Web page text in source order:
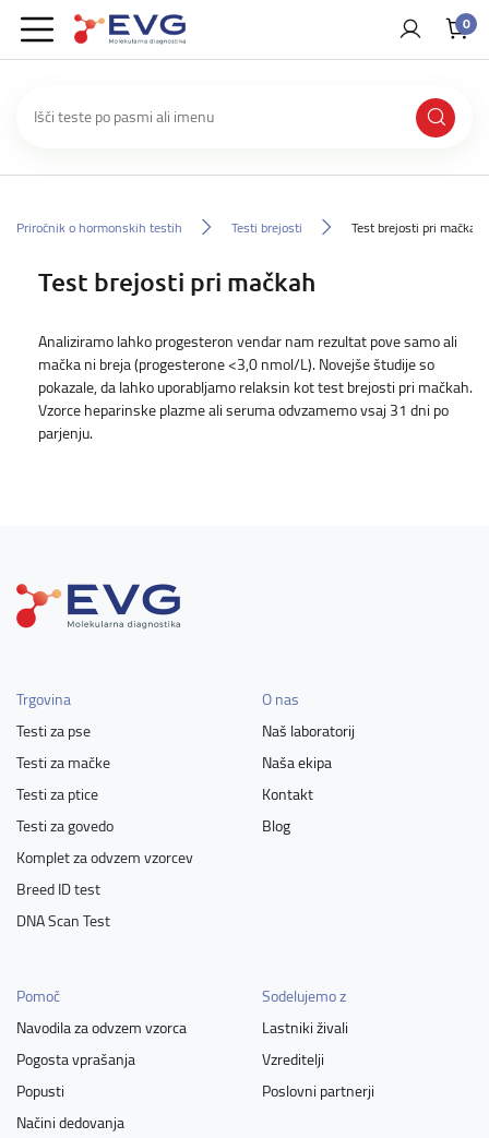
0
Priročnik o hormonskih testih Testi brejosti Test brejosti pri mačkah
Test brejosti pri mačkah
Analiziramo lahko progesteron vendar nam rezultat pove samo ali
mačka ni breja (progesterone <3,0 nmol/L). Novejše študije so
pokazale, da lahko uporabljamo relaksin kot test brejosti pri mačkah.
Vzorce heparinske plazme ali seruma odvzamemo vsaj 31 dni po
parjenju.
Trgovina
Testi za pse
Testi za mačke
Testi za ptice
Testi za govedo
Komplet za odvzem vzorcev
Breed ID test
DNA Scan Test
O nas
Naš laboratorij
Naša ekipa
Kontakt
Blog
Pomoč
Navodila za odvzem vzorca
Pogosta vprašanja
Popusti
Načini dedovanja
Sodelujemo z
Lastniki živali
Vzreditelji
Poslovni partnerji